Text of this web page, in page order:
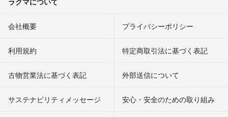
会社概要 プライバシーポリシー
利用規約 特定商取引法に基づく表記
古物営業法に基づく表記 外部送信について
サステナビリティメッセージ 安心・安全のための取り組み